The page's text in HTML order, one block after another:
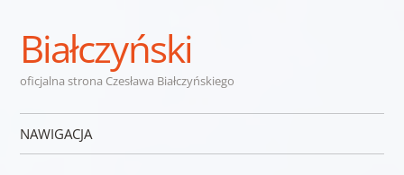
Białczyński
oficjalna strona Czesława Białczyńskiego
NAWIGACJA